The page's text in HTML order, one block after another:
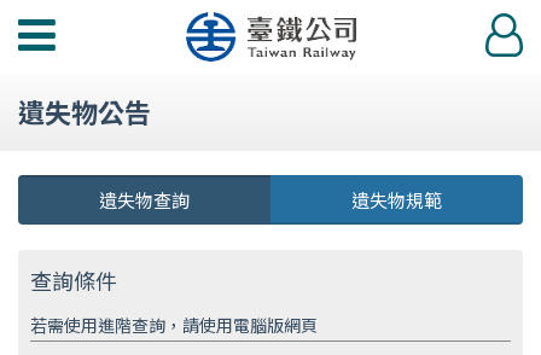
功
選
登
入
遺失物公告
遺失物查詢 遺失物規範
查詢條件
若需使用進階查詢，請使用電腦版網頁